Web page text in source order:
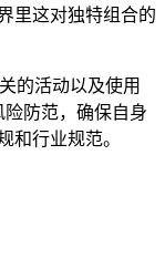
里这对独特组合的
的活动以及使用
险防范，确保自身
和行业规范。